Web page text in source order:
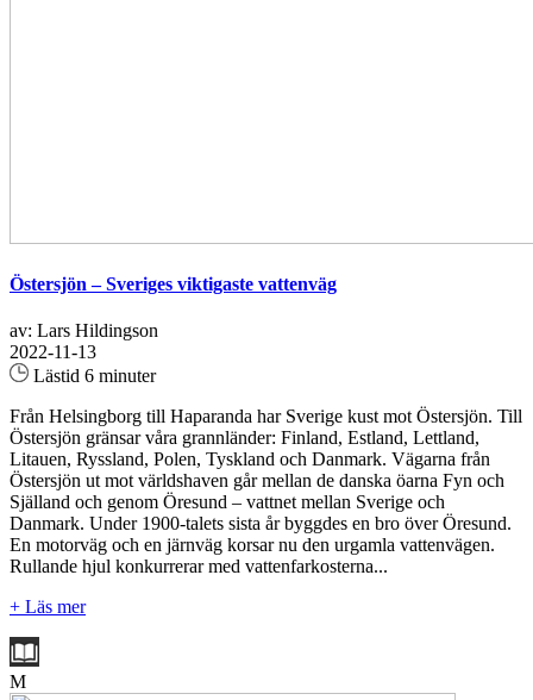
Östersjön – Sveriges viktigaste vattenväg
av: Lars Hildingson
2022-11-13
Lästid 6 minuter
Från Helsingborg till Haparanda har Sverige kust mot Östersjön. Till
Östersjön gränsar våra grannländer: Finland, Estland, Lettland,
Litauen, Ryssland, Polen, Tyskland och Danmark. Vägarna från
Östersjön ut mot världshaven går mellan de danska öarna Fyn och
Själland och genom Öresund – vattnet mellan Sverige och
Danmark. Under 1900-talets sista år byggdes en bro över Öresund.
En motorväg och en järnväg korsar nu den urgamla vattenvägen.
Rullande hjul konkurrerar med vattenfarkosterna...
+ Läs mer
M